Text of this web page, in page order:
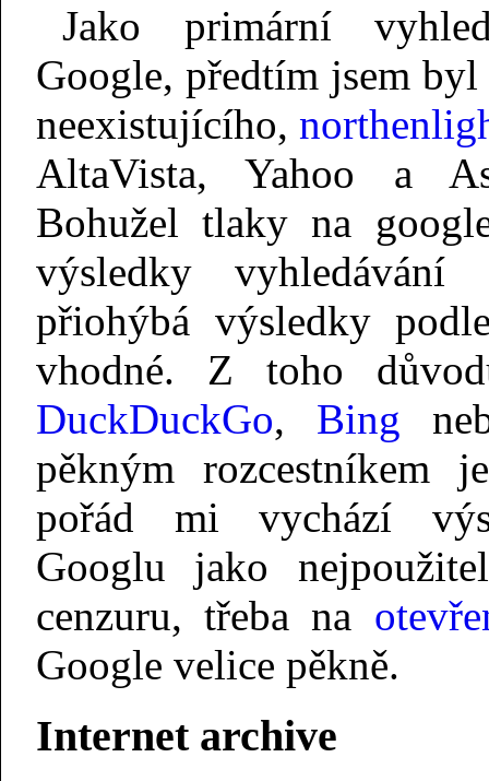
Jako primární
Google, předtím jsem
neexistujícího,
AltaVista, Yahoo a
Bohužel tlaky na
výsledky
přiohýbá výsledky
vhodné. Z toho
DuckDuckGo, Bing
pěkným rozcestníkem
pořád mi vychází
Googlu jako
cenzuru, třeba na
Google velice pěkně.
Internet archive